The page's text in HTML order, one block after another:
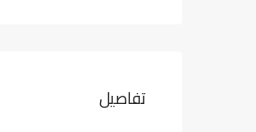
تفاصيل